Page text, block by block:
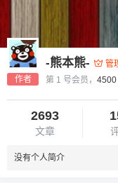
作者
-熊本熊-
管
第 1 号会员， 4500
2693
文章
没有个人简介